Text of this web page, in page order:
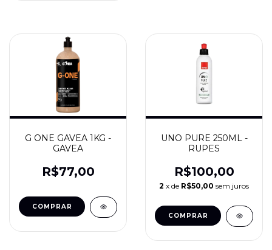
G ONE GAVEA 1KG -
GAVEA
R$77,00
UNO PURE 250ML -
RUPES
R$100,00
2 x de R$50,00 sem juros